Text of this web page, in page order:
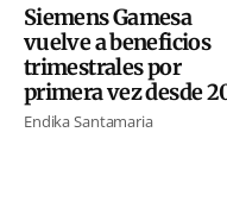
Siemens Gamesa
vuelve a beneficios
trimestrales por
primera vez desde
Endika Santamaria